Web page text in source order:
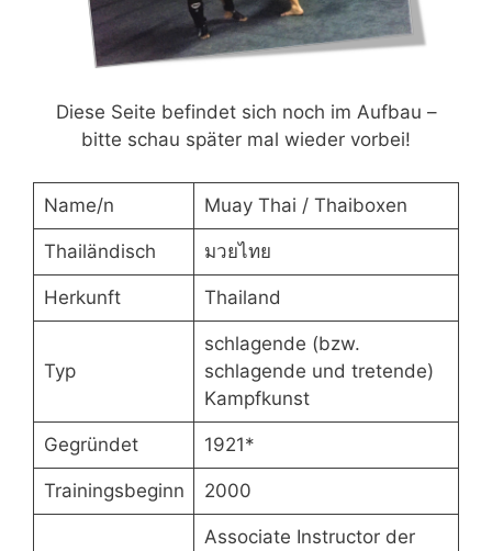
Diese Seite befindet sich noch im Aufbau –
bitte schau später mal wieder vorbei!
Name/n Muay Thai / Thaiboxen
Thailändisch มวยไทย
Herkunft Thailand
Typ
schlagende (bzw.
schlagende und tretende)
Kampfkunst
Gegründet 1921*
Trainingsbeginn 2000
Associate Instructor der